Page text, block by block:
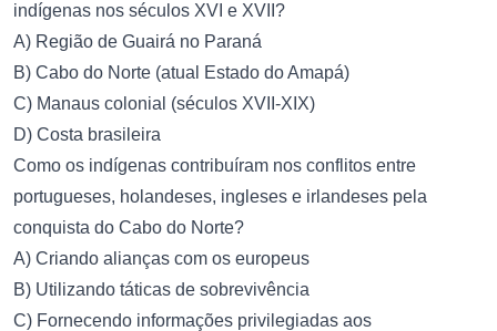
indígenas nos séculos XVI e XVII?
A) Região de Guairá no Paraná
B) Cabo do Norte (atual Estado do Amapá)
C) Manaus colonial (séculos XVII-XIX)
D) Costa brasileira
Como os indígenas contribuíram nos conflitos entre
portugueses, holandeses, ingleses e irlandeses pela
conquista do Cabo do Norte?
A) Criando alianças com os europeus
B) Utilizando táticas de sobrevivência
C) Fornecendo informações privilegiadas aos